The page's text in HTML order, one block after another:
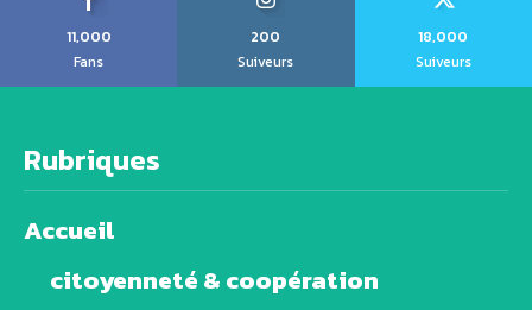
11,000
Fans
200
Suiveurs
18,000
Suiveurs
Rubriques
Accueil
citoyenneté & coopération